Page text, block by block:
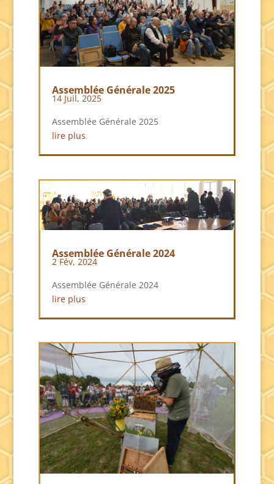
Assemblée Générale 2025
14 Juil, 2025
Assemblée Générale 2025
lire plus
Assemblée Générale 2024
2 Fév, 2024
Assemblée Générale 2024
lire plus